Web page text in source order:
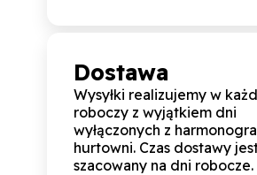
Dostawa
Wysyłki realizujemy w
roboczy z wyjątkiem dni
wyłączonych z
hurtowni. Czas dostawy
szacowany na dni robocze.